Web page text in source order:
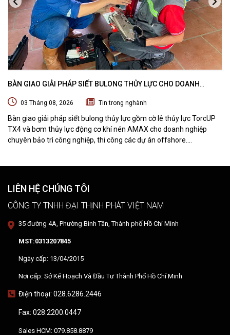
BÀN GIAO GIẢI PHÁP SIẾT BULONG THỦY LỰC CHO DOANH
03 Tháng 08, 2026 Tin trong nghành
Bàn giao giải pháp siết bulong thủy lực gồm cờ lê thủy lực TorcUP
TX4 và bơm thủy lực động cơ khí nén AMAX cho doanh nghiệp
chuyên bảo trì công nghiệp, thi công các dự án offshore.
LIÊN HỆ CHÚNG TÔI
CÔNG TY TNHH ĐẠI THỊNH PHÁT VIỆT NAM
35 đường 4A, Phường Bình Tân, Thành phố Hồ Chí Minh
MST:0313207845
Ngày cấp: 13/04/2015
Nơi cấp: Sở Kế Hoạch Và Đầu Tư Thành Phố Hồ Chí Minh
Điện thoại: 028.6286.2446
Fax: 028.2200.0447
Sales HCM: 079.858.8879